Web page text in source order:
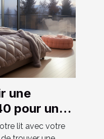
une
pour un
lit avec votre